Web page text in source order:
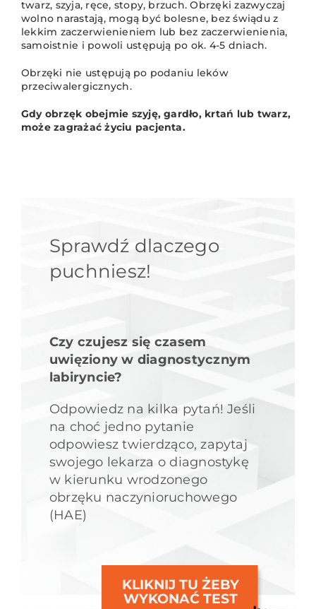
twarz, szyja, ręce, stopy, brzuch. Obrzęki zazwyczaj
wolno narastają, mogą być bolesne, bez świądu z
lekkim zaczerwienieniem lub bez zaczerwienienia,
samoistnie i powoli ustępują po ok. 4-5 dniach.
Obrzęki nie ustępują po podaniu leków
przeciwalergicznych.
Gdy obrzęk obejmie szyję, gardło, krtań lub twarz,
może zagrażać życiu pacjenta.
Sprawdź dlaczego
puchniesz!
Czy czujesz się czasem
uwięziony w diagnostycznym
labiryncie?
Odpowiedz na kilka pytań! Jeśli
na choć jedno pytanie
odpowiesz twierdząco, zapytaj
swojego lekarza o diagnostykę
w kierunku wrodzonego
obrzęku naczynioruchowego
(HAE)
KLIKNIJ TU ŻEBY
WYKONAĆ TEST